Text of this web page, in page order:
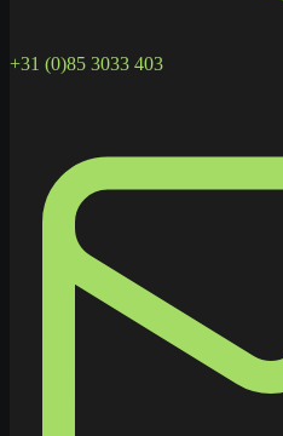
+31 (0)85 3033 403